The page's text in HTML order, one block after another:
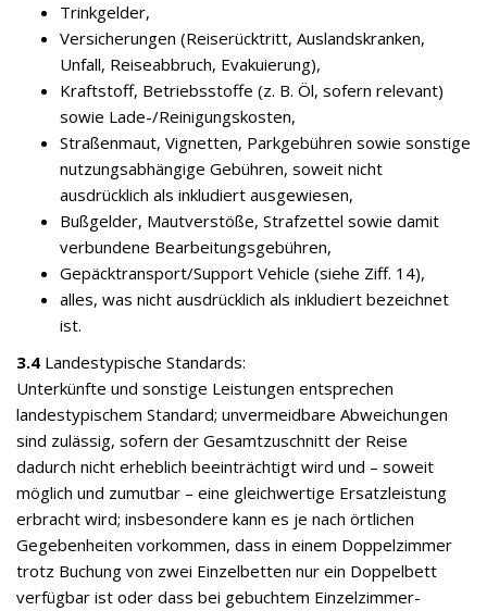
Trinkgelder,
Versicherungen (Reiserücktritt, Auslandskranken,
Unfall, Reiseabbruch, Evakuierung),
Kraftstoff, Betriebsstoffe (z. B. Öl, sofern relevant)
sowie Lade-/Reinigungskosten,
Straßenmaut, Vignetten, Parkgebühren sowie sonstige
nutzungsabhängige Gebühren, soweit nicht
ausdrücklich als inkludiert ausgewiesen,
Bußgelder, Mautverstöße, Strafzettel sowie damit
verbundene Bearbeitungsgebühren,
Gepäcktransport/Support Vehicle (siehe Ziff. 14),
alles, was nicht ausdrücklich als inkludiert bezeichnet
ist.
3.4 Landestypische Standards:
Unterkünfte und sonstige Leistungen entsprechen
landestypischem Standard; unvermeidbare Abweichungen
sind zulässig, sofern der Gesamtzuschnitt der Reise
dadurch nicht erheblich beeinträchtigt wird und – soweit
möglich und zumutbar – eine gleichwertige Ersatzleistung
erbracht wird; insbesondere kann es je nach örtlichen
Gegebenheiten vorkommen, dass in einem Doppelzimmer
trotz Buchung von zwei Einzelbetten nur ein Doppelbett
verfügbar ist oder dass bei gebuchtem Einzelzimmer-